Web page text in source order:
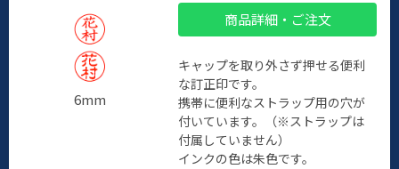
6mm
商品詳細・ご注文
キャップを取り外さず押せる便利
な訂正印です。
携帯に便利なストラップ用の穴が
付いています。（※ストラップは
付属していません）
インクの色は朱色です。